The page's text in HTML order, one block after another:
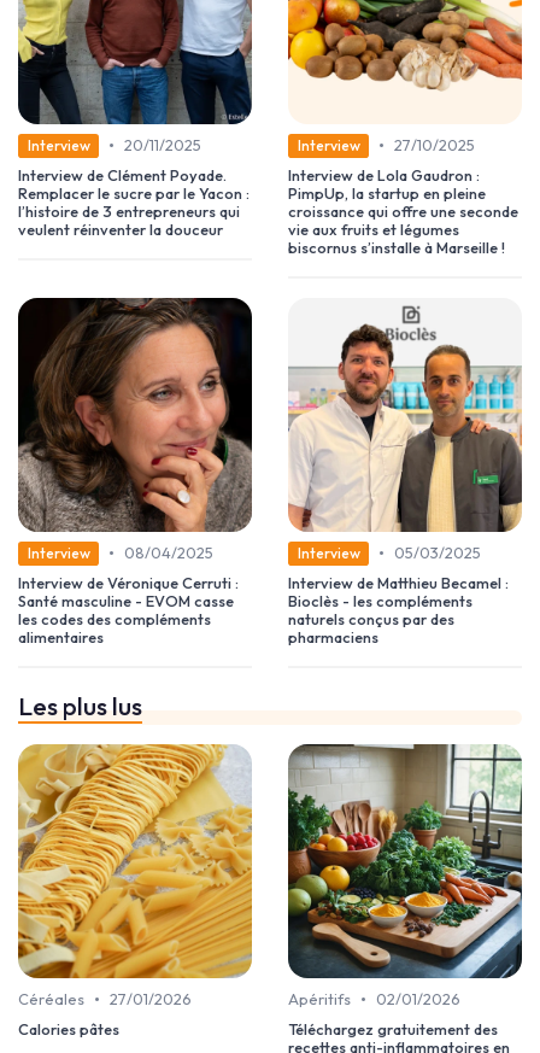
Interview • 20/11/2025
Interview de Clément Poyade.
Remplacer le sucre par le Yacon :
l’histoire de 3 entrepreneurs qui
veulent réinventer la douceur
Interview • 27/10/2025
Interview de Lola Gaudron :
PimpUp, la startup en pleine
croissance qui offre une seconde
vie aux fruits et légumes
biscornus s’installe à Marseille !
Interview •
08/04/2025
Interview de Véronique Cerruti :
Santé masculine - EVOM casse
les codes des compléments
alimentaires
Interview •
05/03/2025
Interview de Matthieu Becamel :
Bioclès - les compléments
naturels conçus par des
pharmaciens
Les plus lus
Céréales • 27/01/2026
Calories pâtes
Apéritifs •
02/01/2026
Téléchargez gratuitement des
recettes anti-inflammatoires en